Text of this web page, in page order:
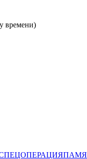
времени)